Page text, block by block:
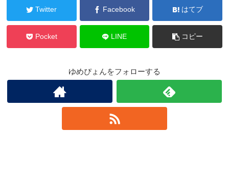
Twitter Facebook はてブ
Pocket LINE コピー
ゆめぴょんをフォローする